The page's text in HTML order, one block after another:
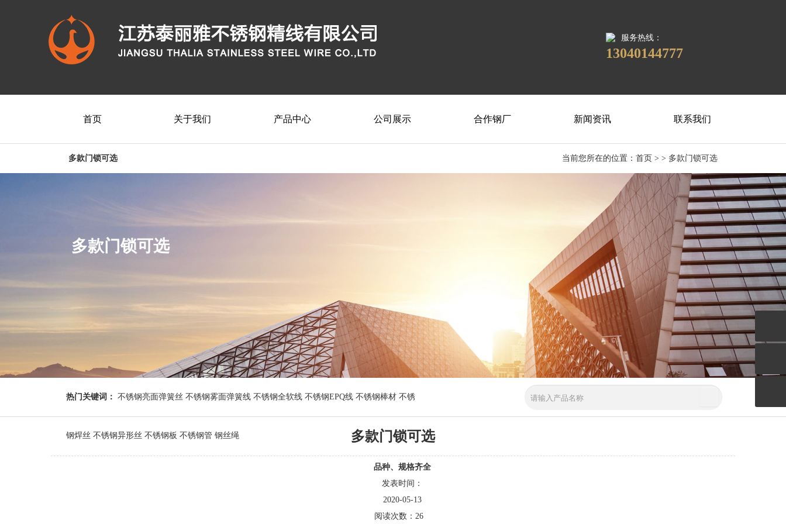
服务热线：
13040144777
首页 关于我们 产品中心 公司展示 合作钢厂 新闻资讯 联系我们
多款门锁可选 当前您所在的位置： 首页 > > 多款门锁可选
多款门锁可选
热门关键词： 不锈钢亮面弹簧丝 不锈钢雾面弹簧线 不锈钢全软线 不锈钢EPQ线 不锈钢棒材 不锈
钢焊丝 不锈钢异形丝 不锈钢板 不锈钢管 钢丝绳 多款门锁可选
品种、规格齐全
发表时间：
2020-05-13
阅读次数： 26